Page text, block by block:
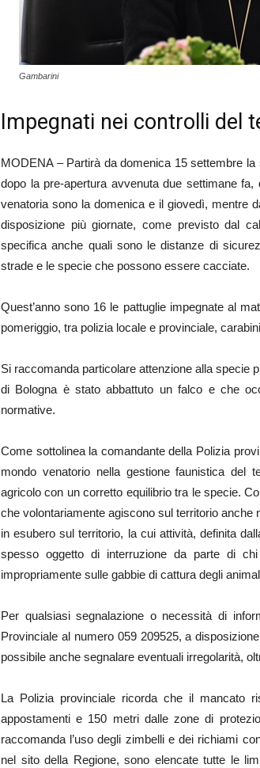
Gambarini
Impegnati nei controlli del
MODENA – Partirà da domenica 15 settembre
dopo la pre-apertura avvenuta due settimane
venatoria sono la domenica e il giovedì, mentre
disposizione più giornate, come previsto dal
specifica anche quali sono le distanze di
strade e le specie che possono essere cacciate.
Quest’anno sono 16 le pattuglie impegnate al
pomeriggio, tra polizia locale e provinciale,
Si raccomanda particolare attenzione alla specie
di Bologna è stato abbattuto un falco e che
normative.
Come sottolinea la comandante della Polizia
mondo venatorio nella gestione faunistica del
agricolo con un corretto equilibrio tra le specie.
che volontariamente agiscono sul territorio anche
in esubero sul territorio, la cui attività, definita
spesso oggetto di interruzione da parte di
impropriamente sulle gabbie di cattura degli
Per qualsiasi segnalazione o necessità di
Provinciale al numero 059 209525, a
possibile anche segnalare eventuali irregolarità,
La Polizia provinciale ricorda che il mancato
appostamenti e 150 metri dalle zone di
raccomanda l’uso degli zimbelli e dei richiami
nel sito della Regione, sono elencate tutte le